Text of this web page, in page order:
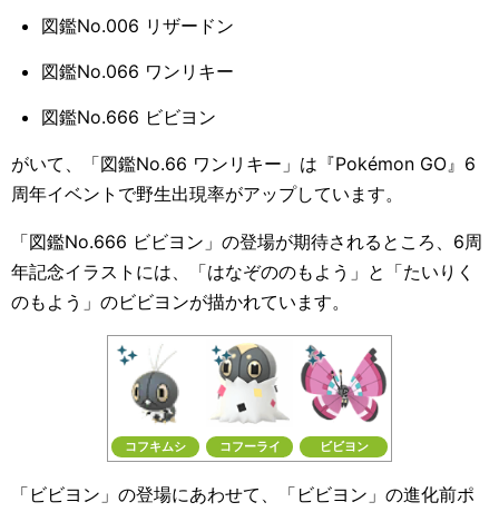
図鑑No.006 リザードン
図鑑No.066 ワンリキー
図鑑No.666 ビビヨン
がいて、「図鑑No.66 ワンリキー」は『Pokémon GO』6
周年イベントで野生出現率がアップしています。
「図鑑No.666 ビビヨン」の登場が期待されるところ、6周
年記念イラストには、「はなぞののもよう」と「たいりく
のもよう」のビビヨンが描かれています。
コフキムシ コフーライ ビビヨン
「ビビヨン」の登場にあわせて、「ビビヨン」の進化前ポ